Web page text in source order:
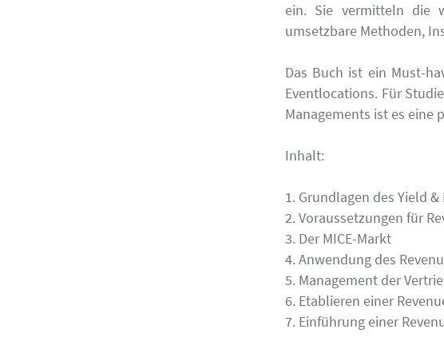
ein. Sie vermitteln die
umsetzbare Methoden,
Das Buch ist ein Must-
Eventlocations. Für
Managements ist es eine
Inhalt:
1. Grundlagen des Yield
2. Voraussetzungen für
3. Der MICE-Markt
4. Anwendung des
5. Management der
6. Etablieren einer
7. Einführung einer